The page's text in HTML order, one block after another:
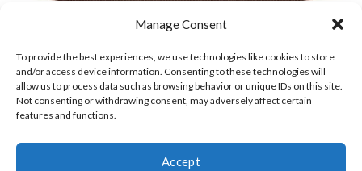
Manage Consent
To provide the best experiences, we use technologies like cookies to store
and/or access device information. Consenting to these technologies will
allow us to process data such as browsing behavior or unique IDs on this site.
Not consenting or withdrawing consent, may adversely affect certain
features and functions.
Accept
PRIVACY
DISCLAIMER CHI SIAMO CONTATTI